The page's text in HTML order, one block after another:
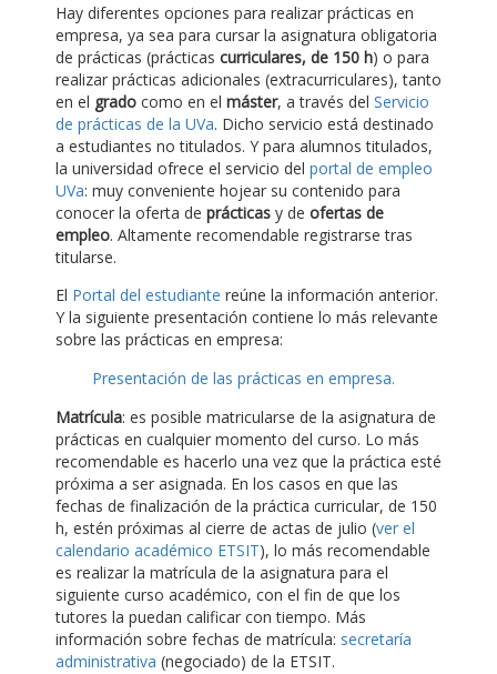
Hay diferentes opciones para realizar prácticas en
empresa, ya sea para cursar la asignatura obligatoria
de prácticas (prácticas curriculares, de 150 h) o para
realizar prácticas adicionales (extracurriculares), tanto
en el grado como en el máster, a través del Servicio
de prácticas de la UVa. Dicho servicio está destinado
a estudiantes no titulados. Y para alumnos titulados,
la universidad ofrece el servicio del portal de empleo
UVa: muy conveniente hojear su contenido para
conocer la oferta de prácticas y de ofertas de
empleo. Altamente recomendable registrarse tras
titularse.
El Portal del estudiante reúne la información anterior.
Y la siguiente presentación contiene lo más relevante
sobre las prácticas en empresa:
Presentación de las prácticas en empresa.
Matrícula: es posible matricularse de la asignatura de
prácticas en cualquier momento del curso. Lo más
recomendable es hacerlo una vez que la práctica esté
próxima a ser asignada. En los casos en que las
fechas de finalización de la práctica curricular, de 150
h, estén próximas al cierre de actas de julio (ver el
calendario académico ETSIT), lo más recomendable
es realizar la matrícula de la asignatura para el
siguiente curso académico, con el fin de que los
tutores la puedan calificar con tiempo. Más
información sobre fechas de matrícula: secretaría
administrativa (negociado) de la ETSIT.